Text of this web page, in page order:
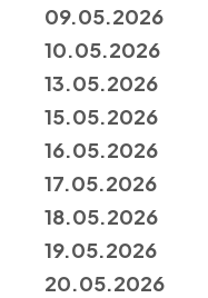
09.05.2026
10.05.2026
13.05.2026
15.05.2026
16.05.2026
17.05.2026
18.05.2026
19.05.2026
20.05.2026